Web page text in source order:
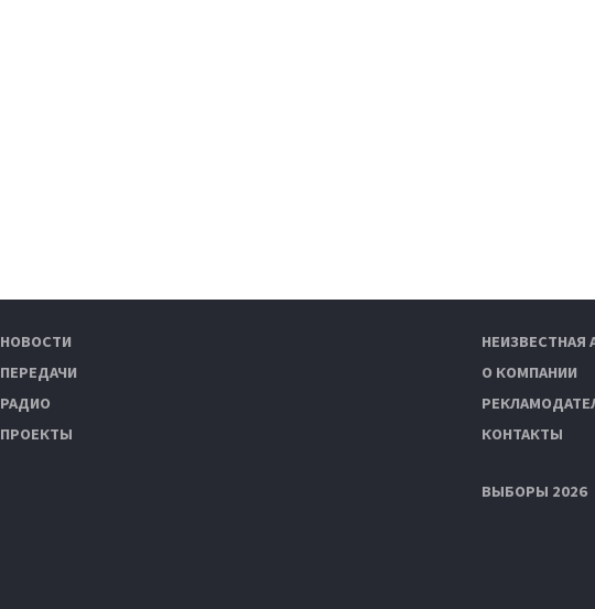
НОВОСТИ
ПЕРЕДАЧИ
РАДИО
ПРОЕКТЫ
НЕИЗВЕСТНАЯ
О КОМПАНИИ
КОНТАКТЫ
ВЫБОРЫ 2026